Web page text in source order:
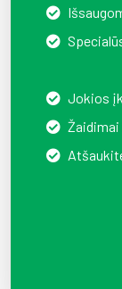
Jokios